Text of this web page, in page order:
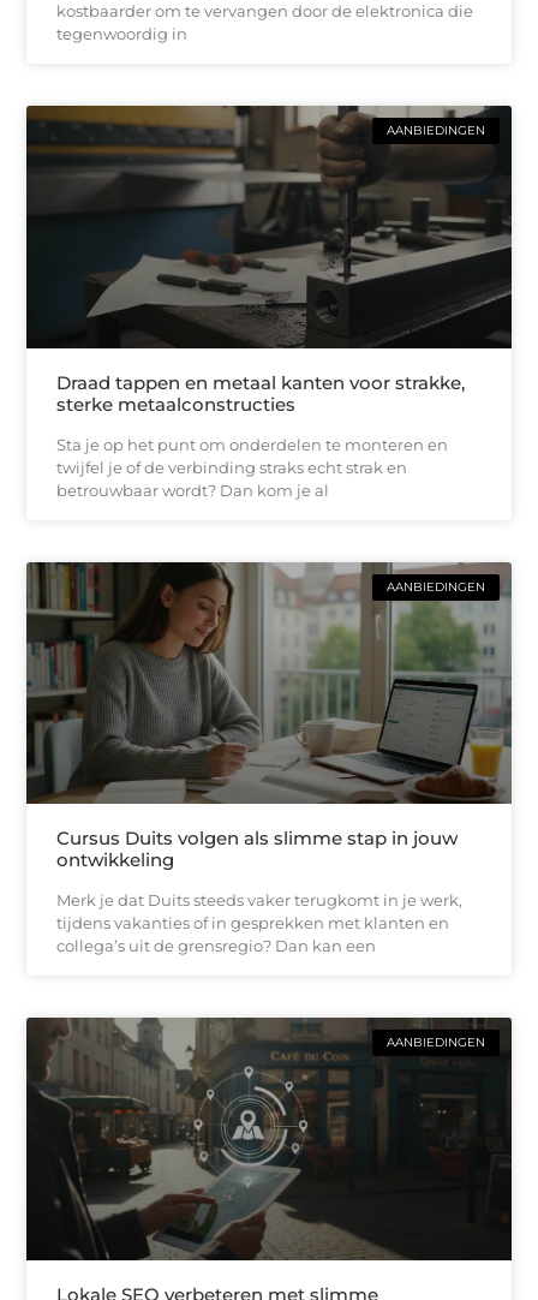
kostbaarder om te vervangen door de elektronica die
tegenwoordig in
AANBIEDINGEN
Draad tappen en metaal kanten voor strakke,
sterke metaalconstructies
Sta je op het punt om onderdelen te monteren en
twijfel je of de verbinding straks echt strak en
betrouwbaar wordt? Dan kom je al
AANBIEDINGEN
Cursus Duits volgen als slimme stap in jouw
ontwikkeling
Merk je dat Duits steeds vaker terugkomt in je werk,
tijdens vakanties of in gesprekken met klanten en
collega’s uit de grensregio? Dan kan een
AANBIEDINGEN
Lokale SEO verbeteren met slimme